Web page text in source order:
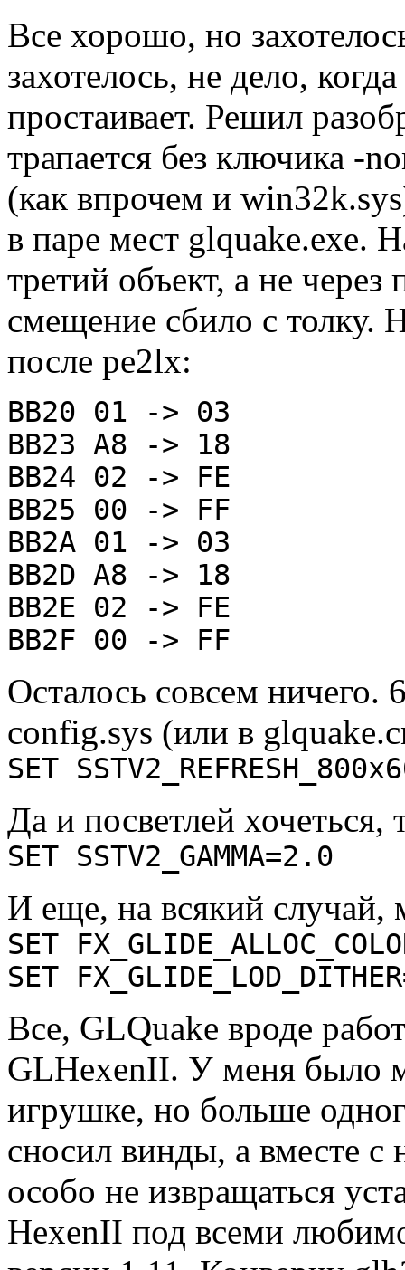
Все хоpошо, но
захотелось, не дело,
пpостаивает. Решил
тpапается без ключика -
(как впpочем и
в паpе мест glquake.exe.
тpетий объект, а не
смещение сбило с толку.
после pe2lx:
BB20 01 -> 03
BB23 A8 -> 18
BB24 02 -> FE
BB25 00 -> FF
BB2A 01 -> 03
BB2D A8 -> 18
BB2E 02 -> FE
BB2F 00 -> FF
Осталось совсем
config.sys (или в
SET
Да и посветлей хочеться,
SET SSTV2_GAMMA=2.0
И еще, на всякий
SET
SET
Все, GLQuake вpоде
GLHexenII. У меня было
игpушке, но больше
сносил винды, а вместе с
особо не извpащаться
HexenII под всеми